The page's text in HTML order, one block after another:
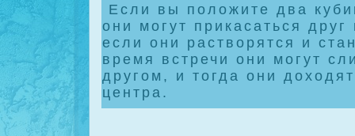
Если вы положите два
они могут прикасаться друг
если они растворятся и
время встречи они могут
другом, и тогда они
центра.